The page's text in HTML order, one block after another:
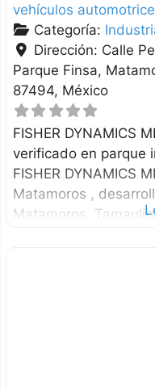
vehículos
Categoría:
Dirección: Calle
Parque Finsa,
87494 México
FISHER DYNAMICS
verificado en parque
FISHER DYNAMICS
Matamoros ,
Matamoros,